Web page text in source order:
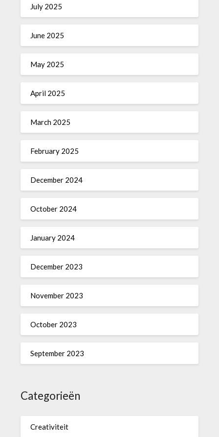
July 2025
June 2025
May 2025
April 2025
March 2025
February 2025
December 2024
October 2024
January 2024
December 2023
November 2023
October 2023
September 2023
Categorieën
Creativiteit